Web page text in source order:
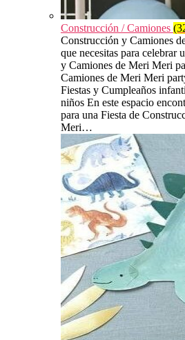
Construcción / Camiones
Construcción y Camiones
que necesitas para celebrar
y Camiones de Meri Meri
Camiones de Meri Meri
Fiestas y Cumpleaños
niños En este espacio
para una Fiesta de
Meri…